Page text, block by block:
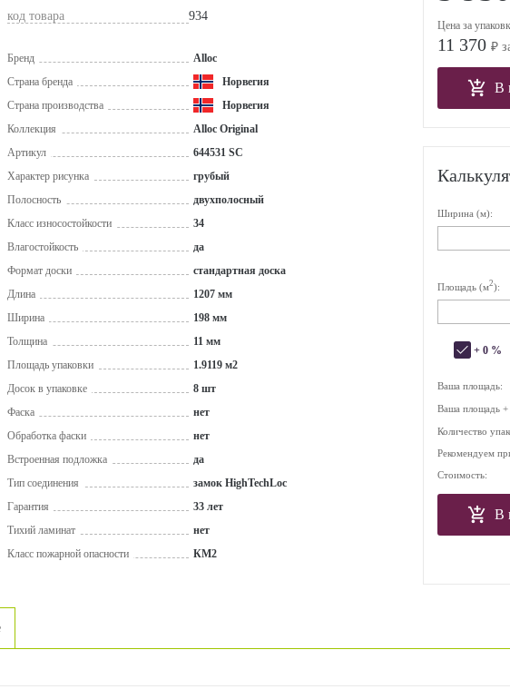
код товара 934
Бренд
Alloc
Страна бренда
Норвегия
Страна производства
Норвегия
Коллекция
Alloc Original
Артикул
644531 SC
Характер рисунка
грубый
Полосность
двухполосный
Класс износостойкости
34
Влагостойкость
да
Формат доски
стандартная доска
Длина
1207 мм
Ширина
198 мм
Толщина
11 мм
Площадь упаковки
1.9119 м2
Досок в упаковке
8 шт
Фаска
нет
Обработка фаски
нет
Встроенная подложка
да
Тип соединения
замок HighTechLoc
Гарантия
33 лет
Тихий ламинат
нет
Класс пожарной опасности
КМ2
Цена за
11 370 ₽
В
Ширина (м):
Площадь (м2):
+ 0 %
Ваша площадь:
Ваша площадь +
Количество
Рекомендуем
Стоимость:
В